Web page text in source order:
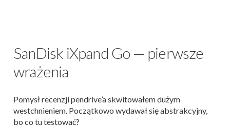
SanDisk iXpand Go — pierwsze
wrażenia
Pomysł recenzji pendrive’a skwitowałem dużym
westchnieniem. Początkowo wydawał się abstrakcyjny,
bo co tu testować?